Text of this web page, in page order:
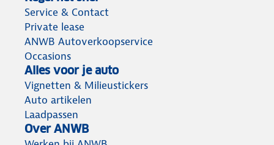
Service & Contact
Private lease
ANWB Autoverkoopservice
Occasions
Alles voor je auto
Vignetten & Milieustickers
Auto artikelen
Laadpassen
Over ANWB